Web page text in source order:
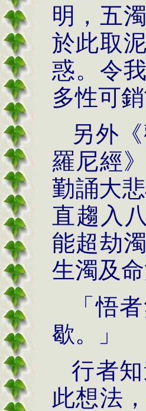
明，五
於此取
惑。令
多性可
另外
羅尼經
勤誦大
直趨入
能超劫
生濁及
「悟
歇。」
行者
此想法